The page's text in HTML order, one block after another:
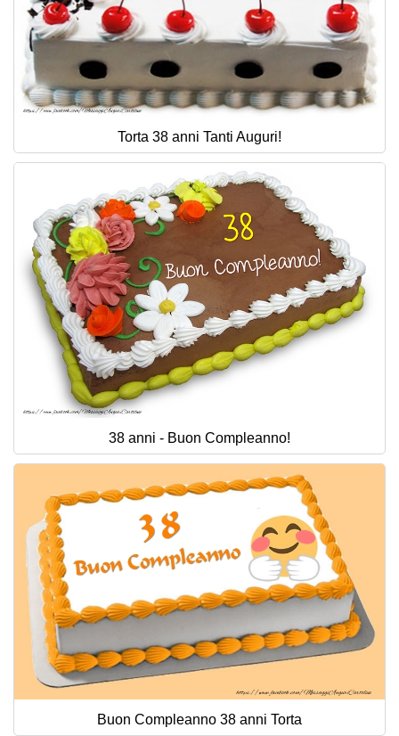
Torta 38 anni Tanti Auguri!
38 anni - Buon Compleanno!
Buon Compleanno 38 anni Torta